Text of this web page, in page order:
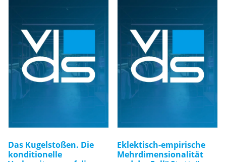
Das Kugelstoßen. Die
konditionelle
Eklektisch-empirische
Mehrdimensionalität